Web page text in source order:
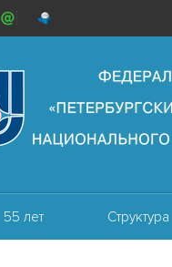
55 лет Структура